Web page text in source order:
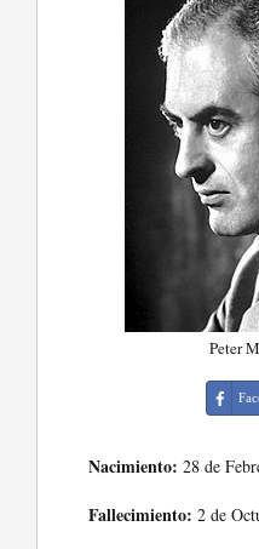
Peter
Nacimiento: 28 de
Fallecimiento: 2 de